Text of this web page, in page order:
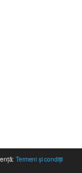
Termeni și condiții